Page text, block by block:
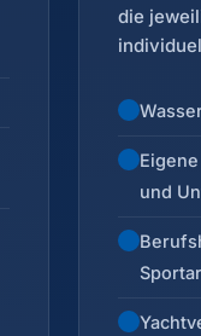
die
und